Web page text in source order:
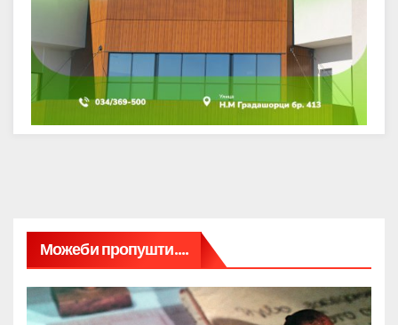
Можеби пропушти....